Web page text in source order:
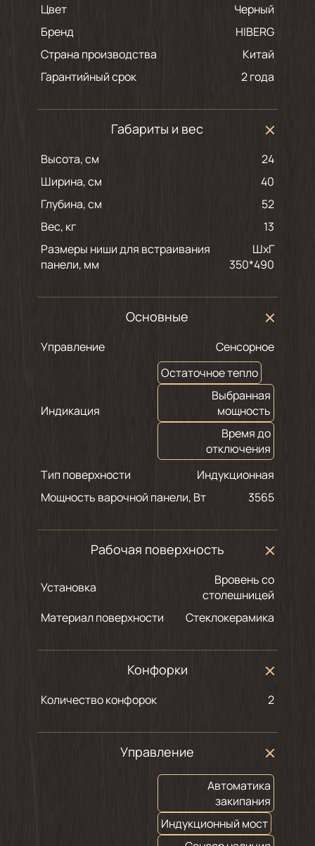
Цвет
черный
Бренд
HIBERG
Страна производства
Китай
Гарантийный срок
2 года
Габариты и вес
Высота, см
24
Ширина, см
40
Глубина, см
52
Вес, кг
13
Размеры ниши для встраивания
панели, мм
ШхГ
350*490
Основные
Управление Сенсорное
Индикация
Остаточное тепло
Выбранная
мощность
Время до
отключения
Тип поверхности
Индукционная
Мощность варочной панели, Вт
3565
Рабочая поверхность
Установка
Вровень со
столешницей
Материал поверхности
Стеклокерамика
Конфорки
Количество конфорок 2
Управление
Автоматика
закипания
Индукционный мост